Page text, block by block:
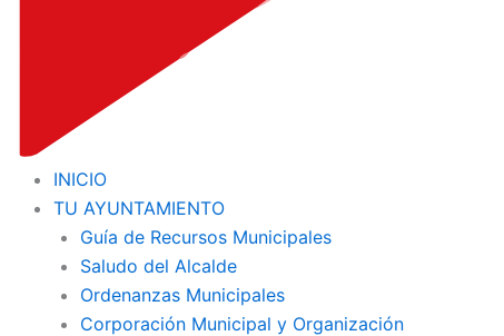
INICIO
TU AYUNTAMIENTO
Guía de Recursos Municipales
Saludo del Alcalde
Ordenanzas Municipales
Corporación Municipal y Organización